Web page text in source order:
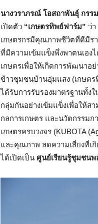
นางวราภรณ์ โอสถาพันธุ์ กรร
เปิดตัว “เกษตรทิพย์ฟาร์ม” ว่
เกษตรกรมีคุณภาพชีวิตที่ดีมีร
ที่มีความเข้มแข็งพึ่งพาตนเอง
เกษตรเพื่อให้เกิดการพัฒนาอ
ข้าวชุมชนบ้านอุ่มแสง (เกษตร
ได้รับการรับรองมาตรฐานทั้ง
กลุ่มกันอย่างเข้มแข็งเพื่อให้ส
กลการเกษตร และนวัตกรรมก
เกษตรครบวงจร (KUBOTA
และคุณภาพ ลดความเสี่ยงที่เ
ได้เปิดเป็น ศูนย์เรียนรู้ชุมชนพ